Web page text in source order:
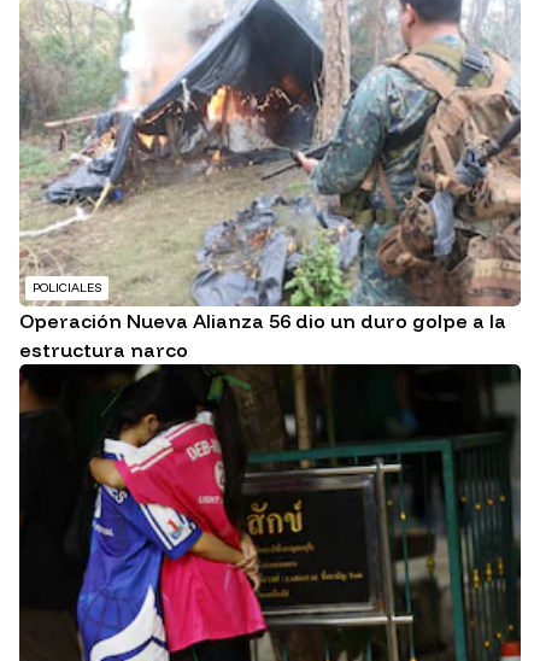
POLICIALES
Operación Nueva Alianza 56 dio un duro golpe a la
estructura narco